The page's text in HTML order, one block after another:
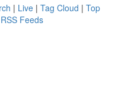
| Live | Tag Cloud | Top
Feeds